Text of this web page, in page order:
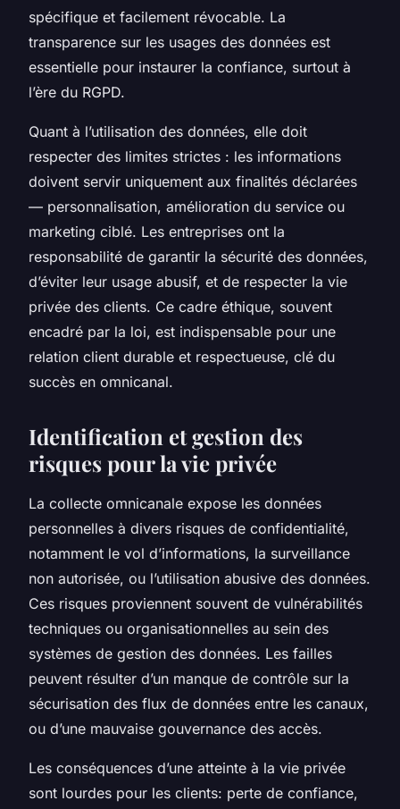
spécifique et facilement révocable. La
transparence sur les usages des données est
essentielle pour instaurer la confiance, surtout à
l’ère du RGPD.
Quant à l’utilisation des données, elle doit
respecter des limites strictes : les informations
doivent servir uniquement aux finalités déclarées
— personnalisation, amélioration du service ou
marketing ciblé. Les entreprises ont la
responsabilité de garantir la sécurité des données,
d’éviter leur usage abusif, et de respecter la vie
privée des clients. Ce cadre éthique, souvent
encadré par la loi, est indispensable pour une
relation client durable et respectueuse, clé du
succès en omnicanal.
Identification et gestion des
risques pour la vie privée
La collecte omnicanale expose les données
personnelles à divers risques de confidentialité,
notamment le vol d’informations, la surveillance
non autorisée, ou l’utilisation abusive des données.
Ces risques proviennent souvent de vulnérabilités
techniques ou organisationnelles au sein des
systèmes de gestion des données. Les failles
peuvent résulter d’un manque de contrôle sur la
sécurisation des flux de données entre les canaux,
ou d’une mauvaise gouvernance des accès.
Les conséquences d’une atteinte à la vie privée
sont lourdes pour les clients: perte de confiance,